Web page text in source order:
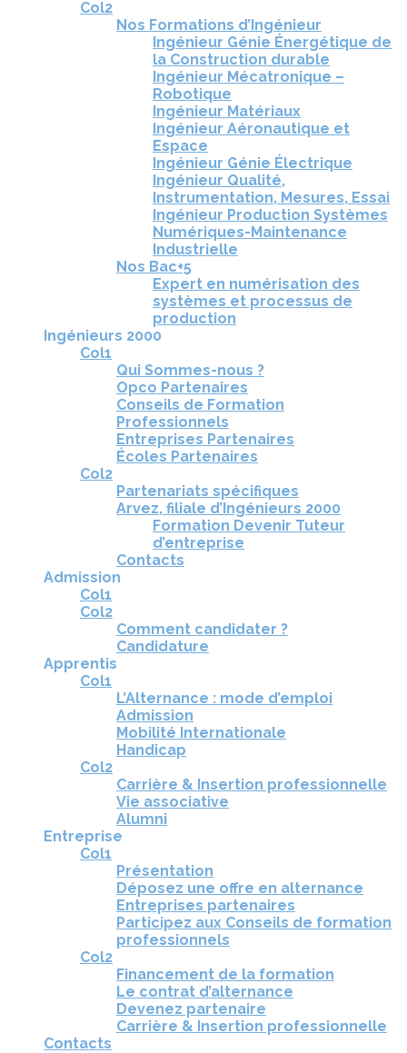
Col2
Nos Formations d’Ingénieur
Ingénieur Génie Énergétique de
la Construction durable
Ingénieur Mécatronique –
Robotique
Ingénieur Matériaux
Ingénieur Aéronautique et
Espace
Ingénieur Génie Électrique
Ingénieur Qualité,
Instrumentation, Mesures, Essai
Ingénieur Production Systèmes
Numériques-Maintenance
Industrielle
Nos Bac+5
Expert en numérisation des
systèmes et processus de
production
Ingénieurs 2000
Col1
Qui Sommes-nous ?
Opco Partenaires
Conseils de Formation
Professionnels
Entreprises Partenaires
Écoles Partenaires
Col2
Partenariats spécifiques
Arvez, filiale d’Ingénieurs 2000
Formation Devenir Tuteur
d’entreprise
Contacts
Admission
Col1
Col2
Comment candidater ?
Candidature
Apprentis
Col1
L’Alternance : mode d’emploi
Admission
Mobilité Internationale
Handicap
Col2
Carrière & Insertion professionnelle
Vie associative
Alumni
Entreprise
Col1
Présentation
Déposez une offre en alternance
Entreprises partenaires
Participez aux Conseils de formation
professionnels
Col2
Financement de la formation
Le contrat d’alternance
Devenez partenaire
Carrière & Insertion professionnelle
Contacts